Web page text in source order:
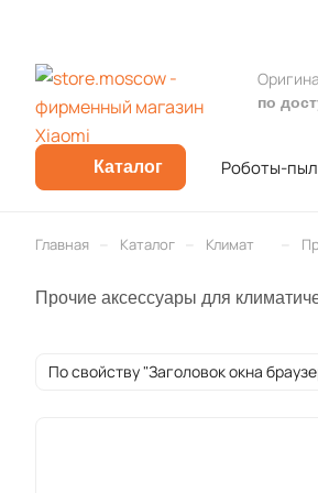
по
Каталог Роботы-
Главная Каталог Климат
Прочие аксессуары для
По свойству "Заголовок окна